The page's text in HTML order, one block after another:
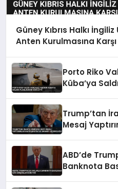
Güney Kıbrıs Halkı
Anten Kurulmasına Karşı
Porto Riko
Küba’ya
Trump’tan
Mesaj
ABD’de
Banknota